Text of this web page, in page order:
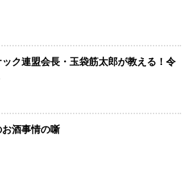
ク連盟会長・玉袋筋太郎が教える！令
酒事情の噺